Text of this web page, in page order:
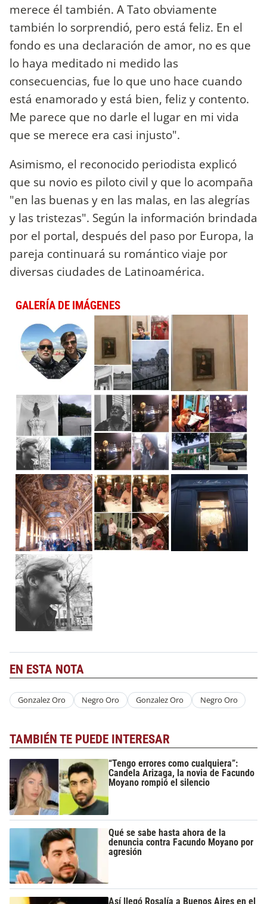
merece él también. A Tato obviamente
también lo sorprendió, pero está feliz. En el
fondo es una declaración de amor, no es que
lo haya meditado ni medido las
consecuencias, fue lo que uno hace cuando
está enamorado y está bien, feliz y contento.
Me parece que no darle el lugar en mi vida
que se merece era casi injusto".
Asimismo, el reconocido periodista explicó
que su novio es piloto civil y que lo acompaña
"en las buenas y en las malas, en las alegrías
y las tristezas". Según la información brindada
por el portal, después del paso por Europa, la
pareja continuará su romántico viaje por
diversas ciudades de Latinoamérica.
GALERÍA DE IMÁGENES
EN ESTA NOTA
Gonzalez Oro Negro Oro Gonzalez Oro Negro Oro
TAMBIÉN TE PUEDE INTERESAR
“Tengo errores como cualquiera”:
Candela Arizaga, la novia de Facundo
Moyano rompió el silencio
Qué se sabe hasta ahora de la
denuncia contra Facundo Moyano por
agresión
Así llegó Rosalía a Buenos Aires en el